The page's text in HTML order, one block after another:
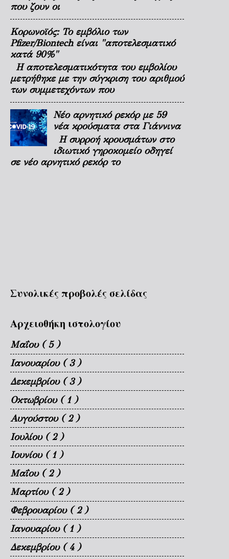
που ζουν οι
Κορωνοϊός: Το εμβόλιο των
Pfizer/Biontech είναι "αποτελεσματικό
κατά 90%"
Η αποτελεσματικότητα του εμβολίου
μετρήθηκε με την σύγκριση του αριθμού
των συμμετεχόντων που
Νέο αρνητικό ρεκόρ με 59
νέα κρούσματα στα Γιάννινα
Η συρροή κρουσμάτων στο
ιδιωτικό γηροκομείο οδηγεί
σε νέο αρνητικό ρεκόρ το
Συνολικές προβολές σελίδας
Αρχειοθήκη ιστολογίου
Μαΐου ( 5 )
Ιανουαρίου ( 3 )
Δεκεμβρίου ( 3 )
Οκτωβρίου ( 1 )
Αυγούστου ( 2 )
Ιουλίου ( 2 )
Ιουνίου ( 1 )
Μαΐου ( 2 )
Μαρτίου ( 2 )
Φεβρουαρίου ( 2 )
Ιανουαρίου ( 1 )
Δεκεμβρίου ( 4 )